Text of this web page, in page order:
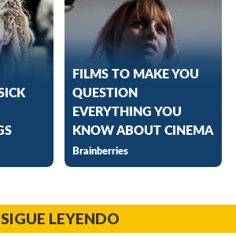
SIGUE LEYENDO